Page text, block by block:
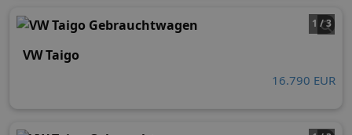
1 / 3
VW Taigo
16.790 EUR